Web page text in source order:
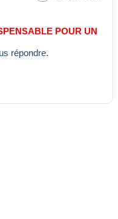
POUR UN
répondre.